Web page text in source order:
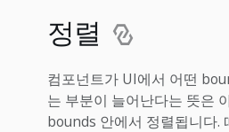
정렬
컴포넌트가 UI에서 어떤
는 부분이 늘어난다는 뜻은
bounds 안에서 정렬됩니다.